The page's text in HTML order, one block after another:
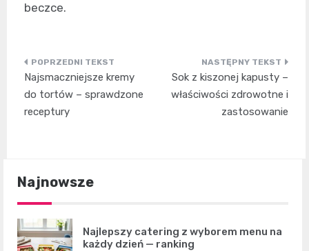
beczce.
Nawigacja
wpisu
Najsmaczniejsze kremy
do tortów – sprawdzone
receptury
Sok z kiszonej kapusty –
właściwości zdrowotne i
zastosowanie
Najnowsze
Najlepszy catering z wyborem menu na
każdy dzień — ranking